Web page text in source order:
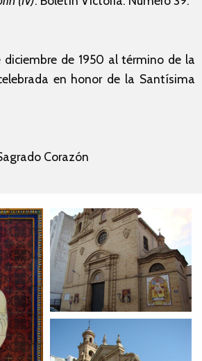
diciembre de 1950 al término de la
en honor de la Santísima
Corazón